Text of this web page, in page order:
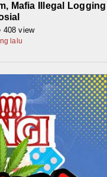
Mafia Illegal Logging
408 view
lalu